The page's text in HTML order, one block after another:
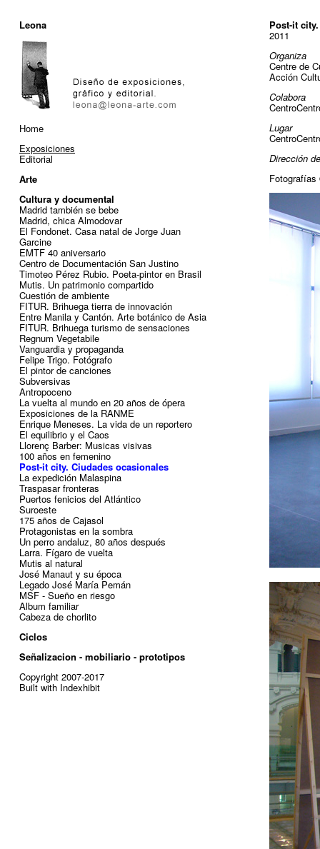
Leona
Home
Exposiciones
Editorial
Arte
Cultura y documental
Madrid también se bebe
Madrid, chica Almodovar
El Fondonet. Casa natal de Jorge Juan
Garcine
EMTF 40 aniversario
Centro de Documentación San Justino
Timoteo Pérez Rubio. Poeta-pintor en Brasil
Mutis. Un patrimonio compartido
Cuestión de ambiente
FITUR. Brihuega tierra de innovación
Entre Manila y Cantón. Arte botánico de Asia
FITUR. Brihuega turismo de sensaciones
Regnum Vegetabile
Vanguardia y propaganda
Felipe Trigo. Fotógrafo
El pintor de canciones
Subversivas
Antropoceno
La vuelta al mundo en 20 años de ópera
Exposiciones de la RANME
Enrique Meneses. La vida de un reportero
El equilibrio y el Caos
Llorenç Barber: Musicas visivas
100 años en femenino
Post-it city. Ciudades ocasionales
La expedición Malaspina
Traspasar fronteras
Puertos fenicios del Atlántico
Suroeste
175 años de Cajasol
Protagonistas en la sombra
Un perro andaluz, 80 años después
Larra. Fígaro de vuelta
Mutis al natural
José Manaut y su época
Legado José María Pemán
MSF - Sueño en riesgo
Album familiar
Cabeza de chorlito
Ciclos
Señalizacion - mobiliario - prototipos
Copyright 2007-2017
Built with Indexhibit
Post-it
2011
Organiza
Centre de
Acción
Colabora
Lugar
Dirección